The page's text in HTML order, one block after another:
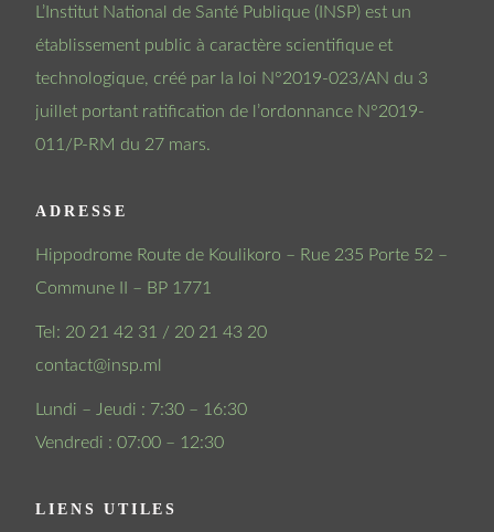
L’Institut National de Santé Publique (INSP) est un
établissement public à caractère scientifique et
technologique, créé par la loi N°2019-023/AN du 3
juillet portant ratification de l’ordonnance N°2019-
011/P-RM du 27 mars.
ADRESSE
Hippodrome Route de Koulikoro – Rue 235 Porte 52 –
Commune II – BP 1771
Tel: 20 21 42 31 / 20 21 43 20
contact@insp.ml
Lundi – Jeudi : 7:30 – 16:30
Vendredi : 07:00 – 12:30
LIENS UTILES